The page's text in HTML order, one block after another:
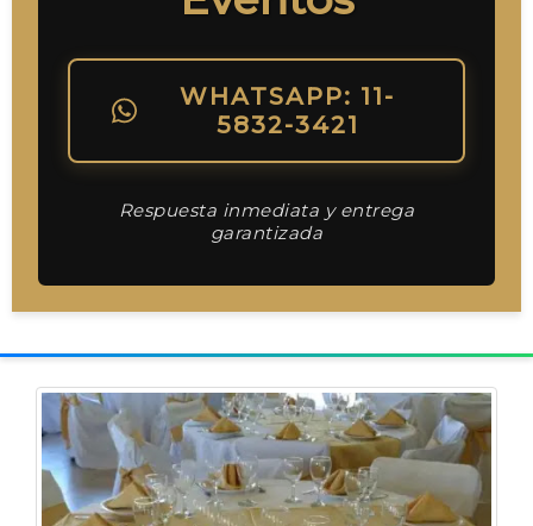
WHATSAPP: 11-
5832-3421
Respuesta inmediata y entrega
garantizada